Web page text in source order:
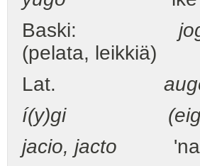
Baski:
(pelata, leikkiä)
Lat.
í(y)gi
jacio, jacto